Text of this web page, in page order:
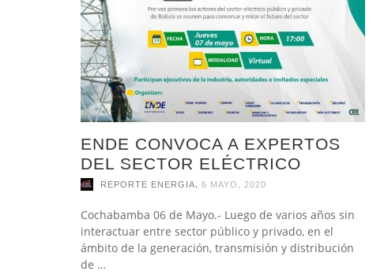
ENDE CONVOCA A EXPERTOS
DEL SECTOR ELÉCTRICO
REPORTE ENERGIA 6 MAYO, 2020
Cochabamba 06 de Mayo.- Luego de varios años sin
interactuar entre sector público y privado, en el
ámbito de la generación, transmisión y distribución
de …